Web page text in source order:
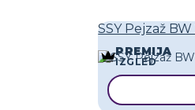
SSY Pejzaž BW
PREMIJA
IZGLED